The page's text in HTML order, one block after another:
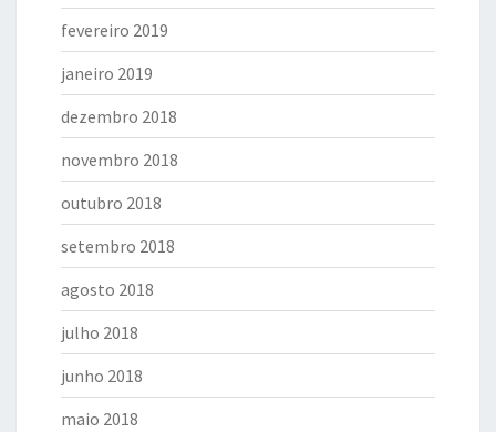
fevereiro 2019
janeiro 2019
dezembro 2018
novembro 2018
outubro 2018
setembro 2018
agosto 2018
julho 2018
junho 2018
maio 2018